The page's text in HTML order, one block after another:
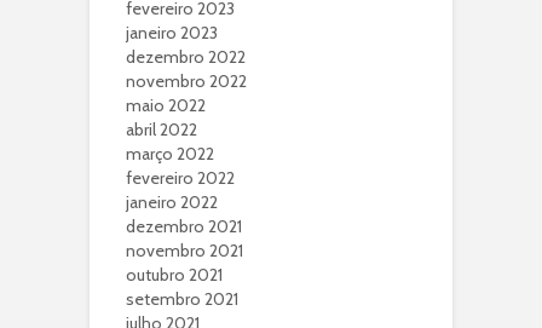
fevereiro 2023
janeiro 2023
dezembro 2022
novembro 2022
maio 2022
abril 2022
março 2022
fevereiro 2022
janeiro 2022
dezembro 2021
novembro 2021
outubro 2021
setembro 2021
julho 2021